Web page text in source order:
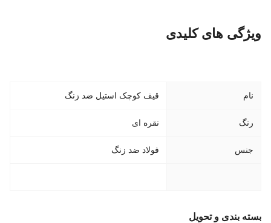
ویژگی های کلیدی
نام قیف کوچک استیل ضد زنگ
رنگ نقره ای
جنس فولاد ضد زنگ
بسته بندی و تحویل